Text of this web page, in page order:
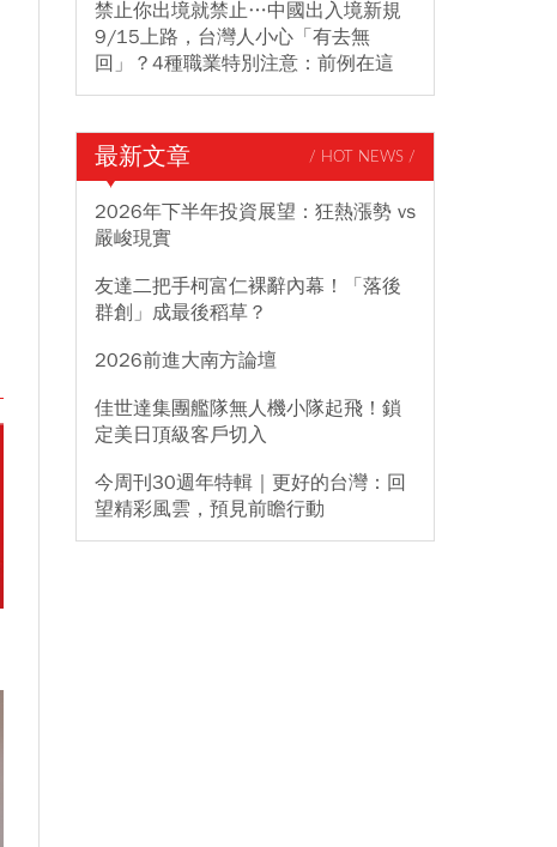
禁止你出境就禁止…中國出入境新規
9/15上路，台灣人小心「有去無
回」？4種職業特別注意：前例在這
最新文章 / HOT NEWS /
2026年下半年投資展望：狂熱漲勢 vs
嚴峻現實
友達二把手柯富仁裸辭內幕！「落後
群創」成最後稻草？
2026前進大南方論壇
佳世達集團艦隊無人機小隊起飛！鎖
定美日頂級客戶切入
今周刊30週年特輯｜更好的台灣：回
望精彩風雲，預見前瞻行動